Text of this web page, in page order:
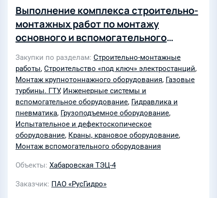
Выполнение комплекса строительно-
монтажных работ по монтажу
основного и вспомогательного
рамках комплекса генподрядных
работ реализации проекта
«Строительство Хабаровской ТЭЦ-4 с
внеплощадочной инфраструктурой».
Этапы строительства 3,4
Закупки по разделам Строительно-монтажные
работы, Строительство «под ключ» электростанций,
Монтаж крупнотоннажного оборудования, Газовые
турбины. ГТУ, Инженерные системы и
вспомогательное оборудование, Гидравлика и
пневматика, Грузоподъемное оборудование,
Испытательное и дефектоскопическое
оборудование, Краны, крановое оборудование,
Монтаж вспомогательного оборудования
Объекты Хабаровская ТЭЦ-4
Заказчик ПАО «РусГидро»